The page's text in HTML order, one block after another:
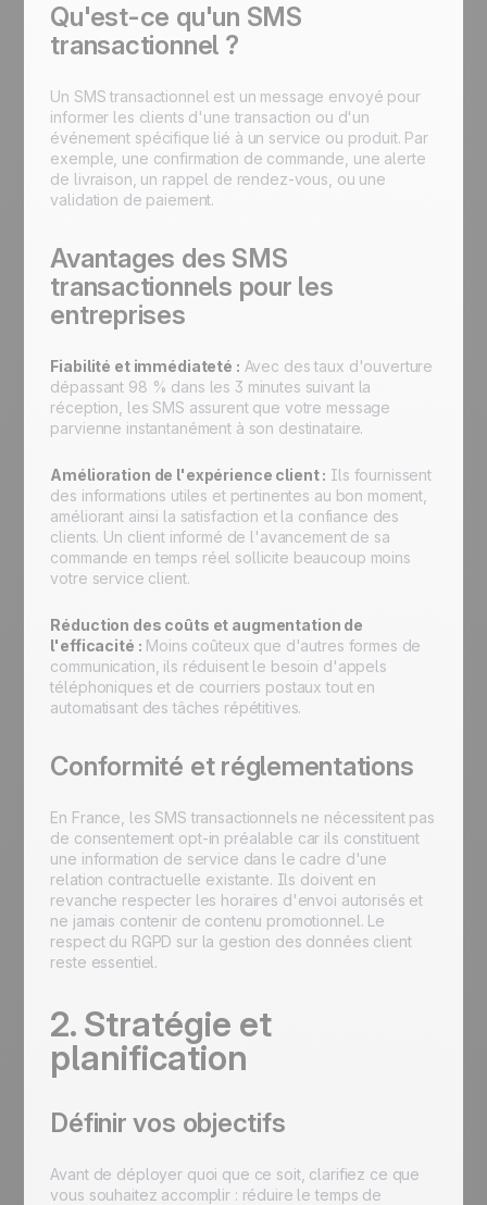
Qu'est-ce qu'un SMS
transactionnel ?
Un SMS transactionnel est un message envoyé pour
informer les clients d'une transaction ou d'un
événement spécifique lié à un service ou produit. Par
exemple, une confirmation de commande, une alerte
de livraison, un rappel de rendez-vous, ou une
validation de paiement.
Avantages des SMS
transactionnels pour les
entreprises
Fiabilité et immédiateté : Avec des taux d'ouverture
dépassant 98 % dans les 3 minutes suivant la
réception, les SMS assurent que votre message
parvienne instantanément à son destinataire.
Amélioration de l'expérience client : Ils fournissent
des informations utiles et pertinentes au bon moment,
améliorant ainsi la satisfaction et la confiance des
clients. Un client informé de l'avancement de sa
commande en temps réel sollicite beaucoup moins
votre service client.
Réduction des coûts et augmentation de
l'efficacité : Moins coûteux que d'autres formes de
communication, ils réduisent le besoin d'appels
téléphoniques et de courriers postaux tout en
automatisant des tâches répétitives.
Conformité et réglementations
En France, les SMS transactionnels ne nécessitent pas
de consentement opt-in préalable car ils constituent
une information de service dans le cadre d'une
relation contractuelle existante. Ils doivent en
revanche respecter les horaires d'envoi autorisés et
ne jamais contenir de contenu promotionnel. Le
respect du RGPD sur la gestion des données client
reste essentiel.
2. Stratégie et
planification
Définir vos objectifs
Avant de déployer quoi que ce soit, clarifiez ce que
vous souhaitez accomplir : réduire le temps de